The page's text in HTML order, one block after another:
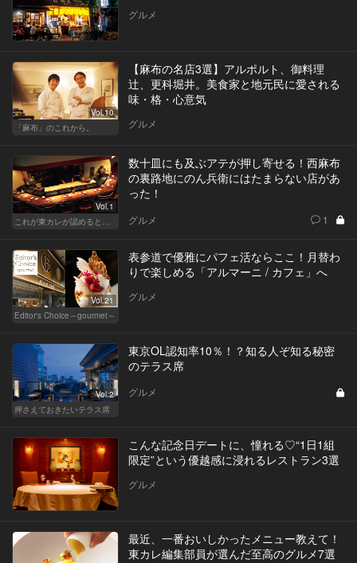
グルメ
Vol.10
「麻布」のこれから。
【麻布の名店3選】アルポルト、御料理
辻、更科堀井。美食家と地元民に愛される
味・格・心意気
グルメ
Vol.1
これが東カレが認めるとっておきの和食店
数十皿にも及ぶアテが押し寄せる！西麻布
の裏路地にのん兵衛にはたまらない店があ
った！
グルメ 1
Vol.21
Editor's Choice～gourmet～
表参道で優雅にパフェ活ならここ！月替わ
りで楽しめる「アルマーニ / カフェ」へ
グルメ
Vol.2
押さえておきたいテラス席
東京OL認知率10％！？知る人ぞ知る秘密
のテラス席
グルメ
こんな記念日デートに、憧れる♡“1日1組
限定”という優越感に浸れるレストラン3選
グルメ
最近、一番おいしかったメニュー教えて！
東カレ編集部員が選んだ至高のグルメ7選